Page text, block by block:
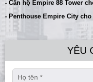
- Căn hộ Empire 88 Tower
- Penthouse Empire City cho
YÊU